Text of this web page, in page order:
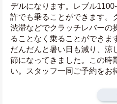
デルになります。レブル
許でも乗ることができます。
渋滞などでクラッチレバーの
ることなく乗ることができま
だんだんと暑い日も減り、涼
節になってきました。この時
い。スタッフ一同ご予約をお